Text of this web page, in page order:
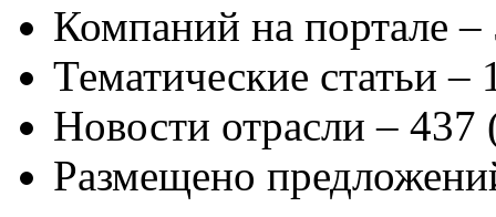
Компаний на портале
Тематические статьи –
Новости отрасли – 437
Размещено